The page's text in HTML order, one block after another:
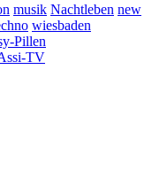
musik Nachtleben new
wiesbaden
Pillen
TV